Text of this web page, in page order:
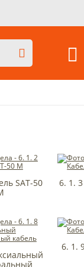
SAT-50
6. 1.
6. 1.